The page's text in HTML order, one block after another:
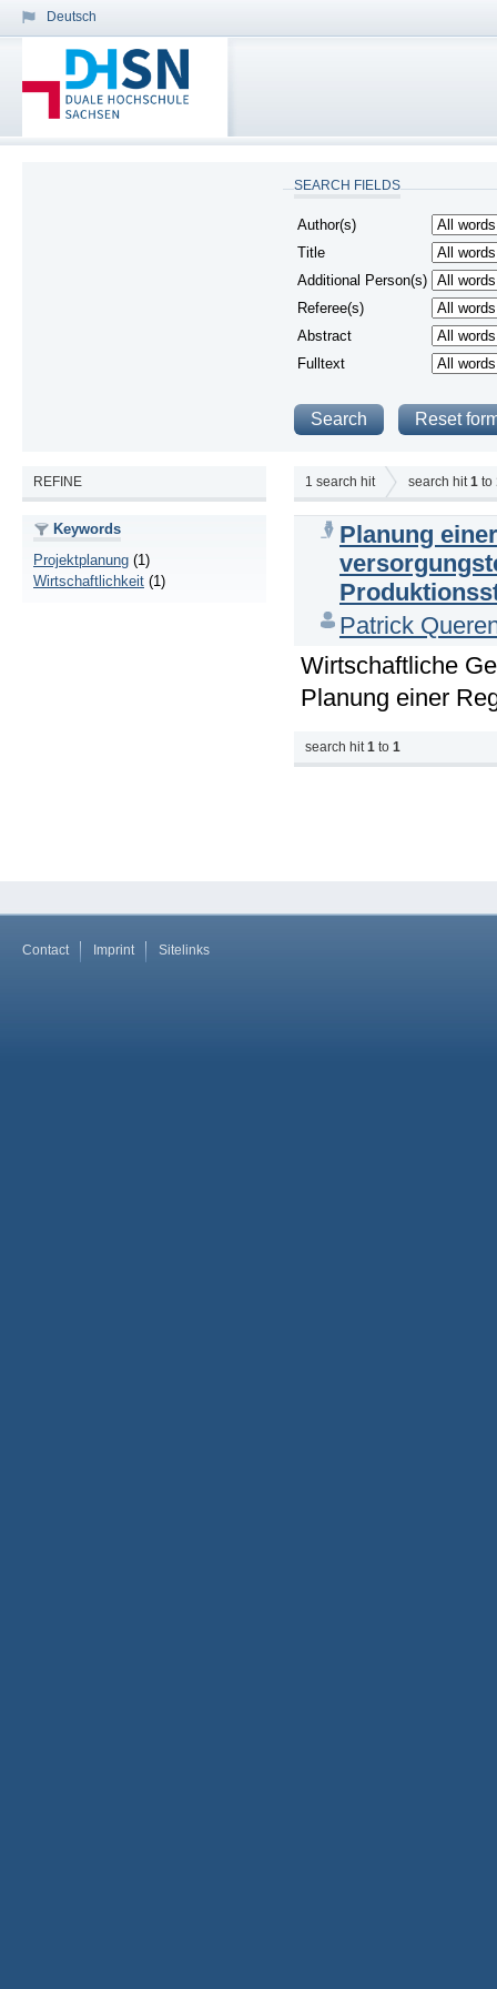
Deutsch
SEARCH FIELDS
Author(s)
Title
Additional Person(s)
Referee(s)
Abstract
Fulltext
REFINE
Keywords
Projektplanung (1)
Wirtschaftlichkeit (1)
1 search hit search hit 1 to
Planung
Patrick
Wirtschaftliche
Planung einer
search hit1 to 1
Contact Imprint Sitelinks